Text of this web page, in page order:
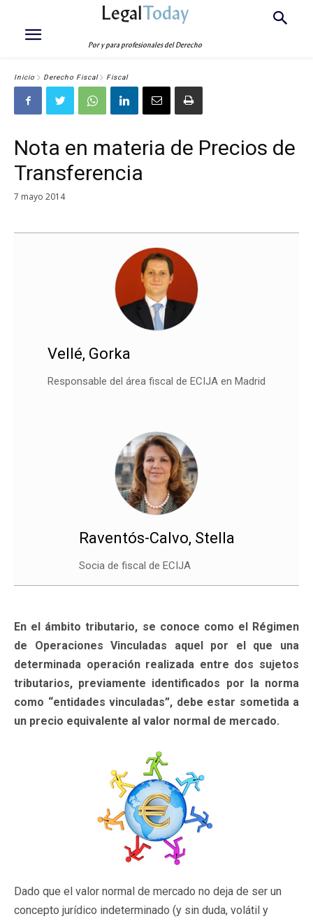
LegalToday
Por y para profesionales del Derecho
Inicio Derecho Fiscal Fiscal
Nota en materia de Precios de
Transferencia
7 mayo 2014
Vellé, Gorka
Responsable del área fiscal de ECIJA en Madrid
Raventós-Calvo, Stella
Socia de fiscal de ECIJA
En el ámbito tributario, se conoce como el Régimen
de Operaciones Vinculadas aquel por el que una
determinada operación realizada entre dos sujetos
tributarios, previamente identificados por la norma
como “entidades vinculadas”, debe estar sometida a
un precio equivalente al valor normal de mercado.
Dado que el valor normal de mercado no deja de ser un
concepto jurídico indeterminado (y sin duda, volátil y